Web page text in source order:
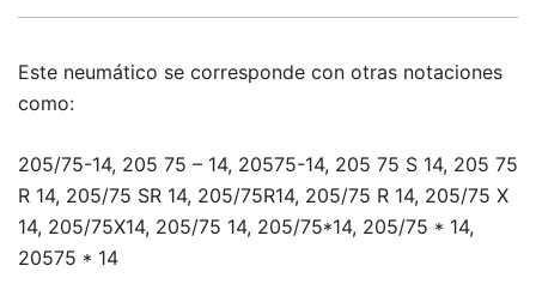
Este neumático se corresponde con otras notaciones
como:
205/75-14, 205 75 – 14, 20575-14, 205 75 S 14, 205 75
R 14, 205/75 SR 14, 205/75R14, 205/75 R 14, 205/75 X
14, 205/75X14, 205/75 14, 205/75*14, 205/75 * 14,
20575 * 14